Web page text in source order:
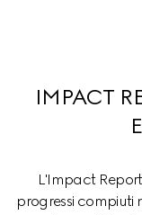
IMPACT
L'Impact
progressi